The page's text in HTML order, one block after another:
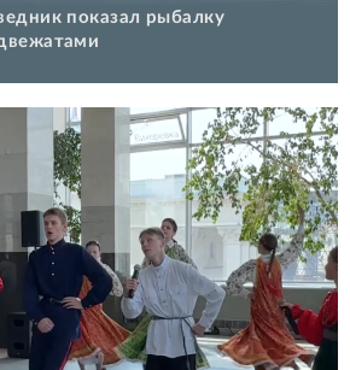
показал рыбалку